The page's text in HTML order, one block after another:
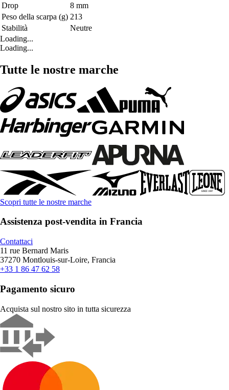
Drop
8 mm
Peso della scarpa (g) 213
Stabilità
Neutre
Loading...
Loading...
Tutte le nostre marche
Scopri tutte le nostre marche
Assistenza post-vendita in Francia
Contattaci
11 rue Bernard Maris
37270 Montlouis-sur-Loire, Francia
+33 1 86 47 62 58
Pagamento sicuro
Acquista sul nostro sito in tutta sicurezza